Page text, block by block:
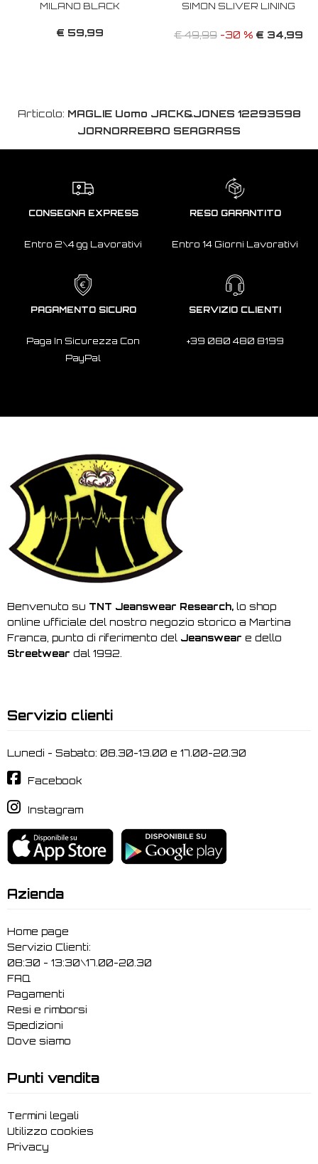
MILANO BLACK
€ 59,99
SIMON SLIVER LINING
€ 49,99 -30 % € 34,99
Articolo: MAGLIE Uomo JACK&JONES 12293598
JORNORREBRO SEAGRASS
CONSEGNA EXPRESS
Entro 2\4 gg Lavorativi
RESO GARANTITO
Entro 14 Giorni Lavorativi
PAGAMENTO SICURO
Paga In Sicurezza Con
PayPal
SERVIZIO CLIENTI
+39 080 480 8199
Benvenuto su TNT Jeanswear Research, lo shop
online ufficiale del nostro negozio storico a Martina
Franca, punto di riferimento del Jeanswear e dello
Streetwear dal 1992.
Servizio clienti
Lunedi - Sabato: 08.30-13.00 e 17.00-20.30
Facebook
Instagram
Azienda
Home page
Servizio Clienti:
08:30 - 13:30\17.00-20.30
FAQ
Pagamenti
Resi e rimborsi
Spedizioni
Dove siamo
Punti vendita
Termini legali
Utilizzo cookies
Privacy